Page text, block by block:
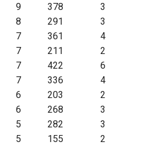
9 378
3
8 291
3
7 361
4
7 211
2
7 422
6
7 336
4
6 203
2
6 268
3
5 282
3
5 155
2